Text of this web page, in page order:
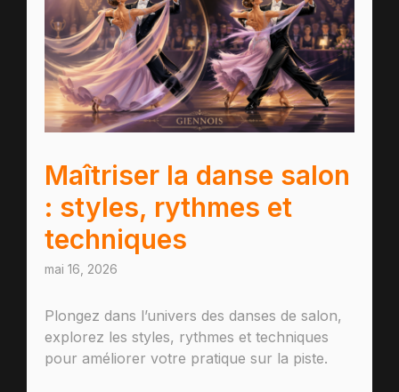
Maîtriser la danse salon
: styles, rythmes et
techniques
mai 16, 2026
Plongez dans l’univers des danses de salon,
explorez les styles, rythmes et techniques
pour améliorer votre pratique sur la piste.